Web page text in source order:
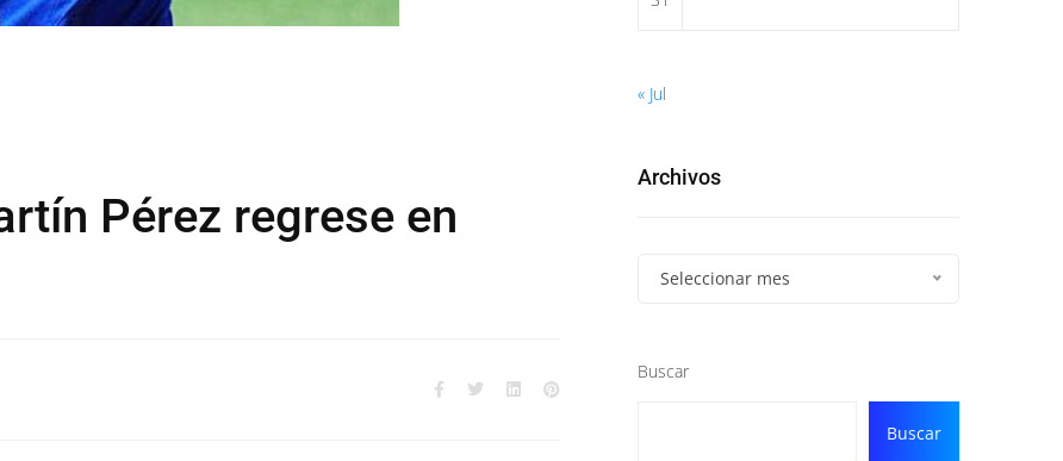
Pérez regrese en
« Jul
Archivos
Seleccionar mes
Buscar
Buscar